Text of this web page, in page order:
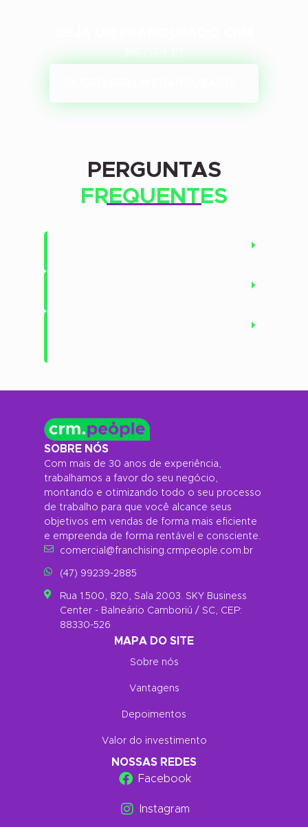
PERGUNTAS
FREQUENTES
SOBRE NÓS
Com mais de 30 anos de experiência,
trabalhamos a favor do seu negócio,
montando e otimizando todo o seu processo
de trabalho para que você alcance seus
objetivos em vendas de forma mais eficiente
e empreenda de forma rentável e consciente.
comercial@franchising.crmpeople.com.br
(47) 99239-2885
Rua 1.500, 820, Sala 2003. SKY Business
Center - Balneário Camboriú / SC, CEP:
88330-526
MAPA DO SITE
Sobre nós
Vantagens
Depoimentos
Valor do investimento
NOSSAS REDES
Facebook
Instagram